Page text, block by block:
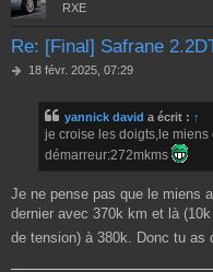
RXE
Re: [Final] Safrane
M18 févr. 2025, 07:29
yannick david a écrit : ↑
je croise les doigts,le
démarreur:272mkms
Je ne pense pas que le miens
dernier avec 370k km et là
de tension) à 380k. Donc tu as